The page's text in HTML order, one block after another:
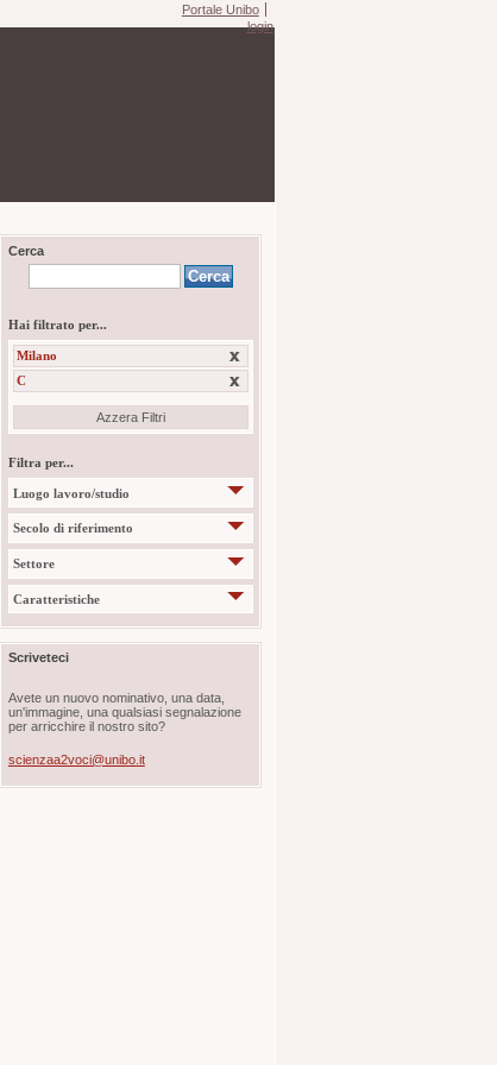
Portale Unibo
login
Cerca
Hai filtrato per...
Milano
C
Azzera Filtri
Filtra per...
Luogo lavoro/studio
Secolo di riferimento
Settore
Caratteristiche
Scriveteci
Avete un nuovo nominativo, una data,
un'immagine, una qualsiasi segnalazione
per arricchire il nostro sito?
scienzaa2voci@unibo.it